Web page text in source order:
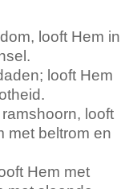
looft Hem in
looft Hem
looft
met beltrom en
Hem met